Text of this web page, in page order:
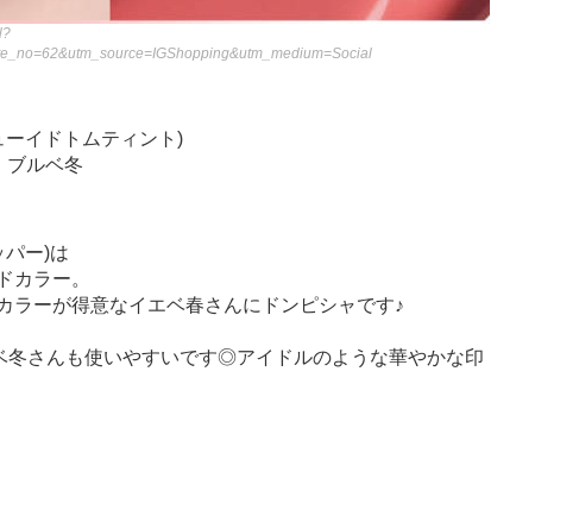
イドトムティント)
ブルベ冬
パー)は
カラー。
ラーが得意なイエベ春さんにドンピシャです♪
冬さんも使いやすいです◎アイドルのような華やかな印